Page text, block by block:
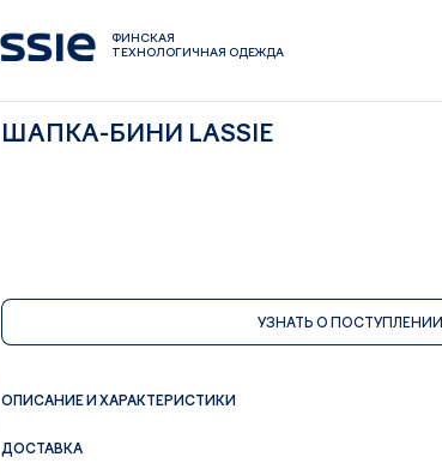
ФИНСКАЯ
ТЕХНОЛОГИЧНАЯ ОДЕЖДА
ШАПКА-БИНИ LASSIE
УЗНАТЬ О ПОСТУПЛЕНИИ
ОПИСАНИЕ И ХАРАКТЕРИСТИКИ
ДОСТАВКА